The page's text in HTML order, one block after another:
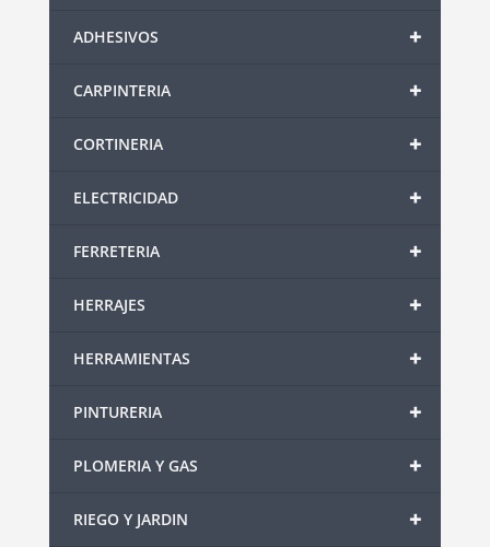
+
ADHESIVOS
+
CARPINTERIA
+
CORTINERIA
+
ELECTRICIDAD
+
FERRETERIA
+
HERRAJES
+
HERRAMIENTAS
+
PINTURERIA
+
PLOMERIA Y GAS
+
RIEGO Y JARDIN